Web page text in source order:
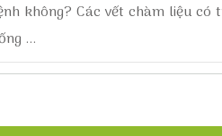
không? Các vết chàm liệu có
...